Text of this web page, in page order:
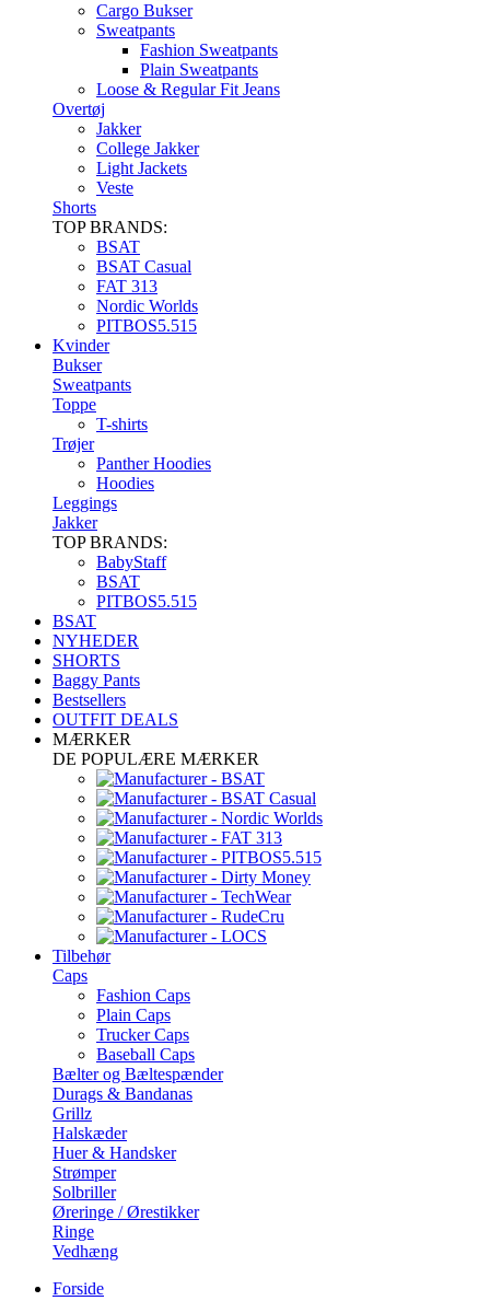
Cargo Bukser
Sweatpants
Fashion Sweatpants
Plain Sweatpants
Loose & Regular Fit Jeans
Overtøj
Jakker
College Jakker
Light Jackets
Veste
Shorts
TOP BRANDS:
BSAT
BSAT Casual
FAT 313
Nordic Worlds
PITBOS5.515
Kvinder
Bukser
Sweatpants
Toppe
T-shirts
Trøjer
Panther Hoodies
Hoodies
Leggings
Jakker
TOP BRANDS:
BabyStaff
BSAT
PITBOS5.515
BSAT
NYHEDER
SHORTS
Baggy Pants
Bestsellers
OUTFIT DEALS
MÆRKER
DE POPULÆRE MÆRKER
Tilbehør
Caps
Fashion Caps
Plain Caps
Trucker Caps
Baseball Caps
Bælter og Bæltespænder
Durags & Bandanas
Grillz
Halskæder
Huer & Handsker
Strømper
Solbriller
Øreringe / Ørestikker
Ringe
Vedhæng
Forside